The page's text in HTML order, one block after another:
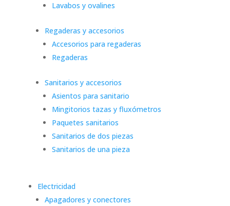
Lavabos y ovalines
Regaderas y accesorios
Accesorios para regaderas
Regaderas
Sanitarios y accesorios
Asientos para sanitario
Mingitorios tazas y fluxómetros
Paquetes sanitarios
Sanitarios de dos piezas
Sanitarios de una pieza
Electricidad
Apagadores y conectores